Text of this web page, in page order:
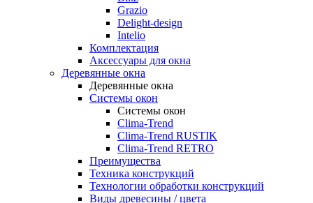
Grazio
Delight-design
Intelio
Комплектация
Аксессуары для окна
Деревянные окна
Деревянные окна
Системы окон
Системы окон
Clima-Trend
Clima-Trend RUSTIK
Clima-Trend RETRO
Преимущества
Техника конструкций
Технологии обработки конструкций
Виды древесины / цвета